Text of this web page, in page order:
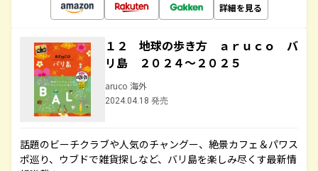
詳細を見る
１２ 地球の歩き方 ａｒｕｃｏ バ
リ島 ２０２４～２０２５
aruco 海外
2024.04.18 発売
話題のビーチクラブや人気のチャングー、絶景カフェ＆パワス
ポ巡り、ウブドで雑貨探しなど、バリ島を楽しみ尽くす最新情